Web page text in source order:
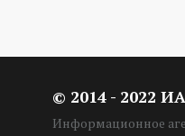
© 2014 - 2022
Информационное